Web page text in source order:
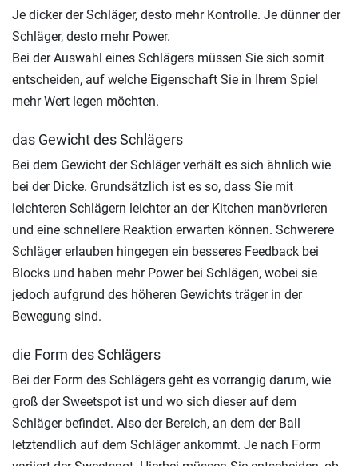
Je dicker der Schläger, desto mehr Kontrolle. Je dünner der
Schläger, desto mehr Power.
Bei der Auswahl eines Schlägers müssen Sie sich somit
entscheiden, auf welche Eigenschaft Sie in Ihrem Spiel
mehr Wert legen möchten.
das Gewicht des Schlägers
Bei dem Gewicht der Schläger verhält es sich ähnlich wie
bei der Dicke. Grundsätzlich ist es so, dass Sie mit
leichteren Schlägern leichter an der Kitchen manövrieren
und eine schnellere Reaktion erwarten können. Schwerere
Schläger erlauben hingegen ein besseres Feedback bei
Blocks und haben mehr Power bei Schlägen, wobei sie
jedoch aufgrund des höheren Gewichts träger in der
Bewegung sind.
die Form des Schlägers
Bei der Form des Schlägers geht es vorrangig darum, wie
groß der Sweetspot ist und wo sich dieser auf dem
Schläger befindet. Also der Bereich, an dem der Ball
letztendlich auf dem Schläger ankommt. Je nach Form